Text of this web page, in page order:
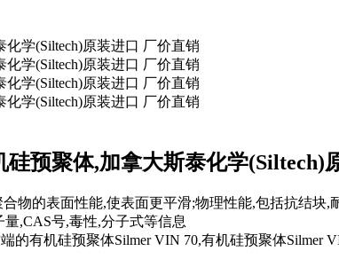
预聚体,加拿大斯泰化学(Siltech)
物的表面性能,使表面更平滑;物理性能,包括抗结块
,CAS号,毒性,分子式等信息
的有机硅预聚体Silmer VIN 70,有机硅预聚体Silmer